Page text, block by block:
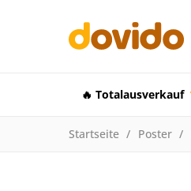
🔥 Totalausverkauf
Startseite Poster